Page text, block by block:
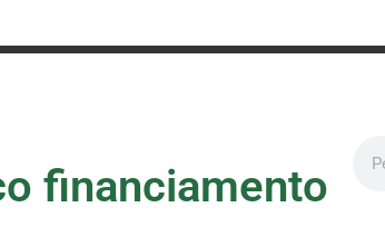
financiamento